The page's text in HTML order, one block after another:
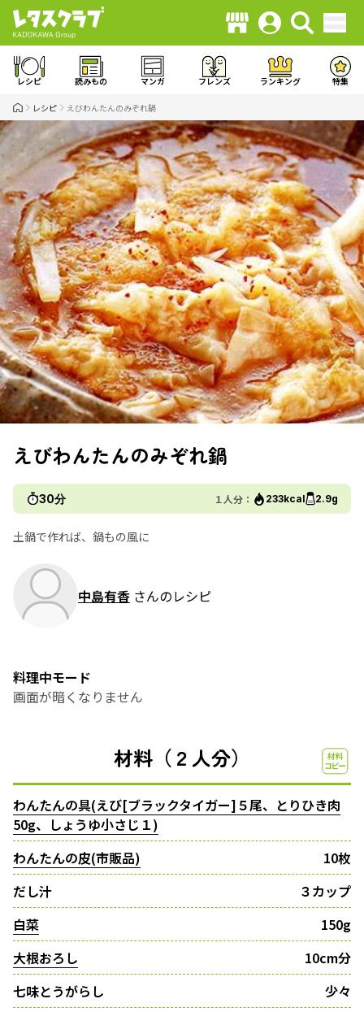
レシピ 読みもの マンガ フレンズ ランキング 特集
レシピ えびわんたんのみぞれ鍋
えびわんたんのみぞれ鍋
30分 １人分： 233kcal 2.9g
土鍋で作れば、鍋もの風に
中島有香 さんのレシピ
料理中モード
画面が暗くなりません
材料（２人分）
わんたんの具(えび[ブラックタイガー]５尾、とりひき肉
50g、しょうゆ小さじ１)
わんたんの皮(市販品)
10枚
だし汁
３カップ
白菜
150g
大根おろし
10cm分
七味とうがらし
少々